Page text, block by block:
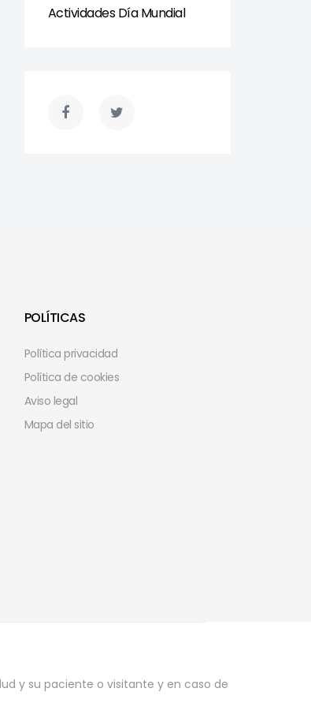
Actividades Día Mundial
POLÍTICAS
Política privacidad
Política de cookies
Aviso legal
Mapa del sitio
y su paciente o visitante y en caso de